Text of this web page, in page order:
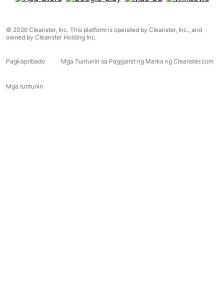
© 2026 Cleanster, Inc. This platform is operated by Cleanster, Inc., and
owned by Cleanster Holding Inc.
Pagkapribado Mga Tuntunin sa Paggamit ng Marka ng Cleanster.com
Mga tuntunin